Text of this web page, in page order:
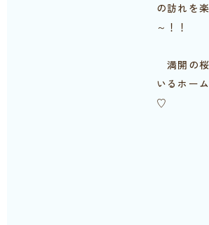
の訪れを
～！！
満開の
いるホー
♡